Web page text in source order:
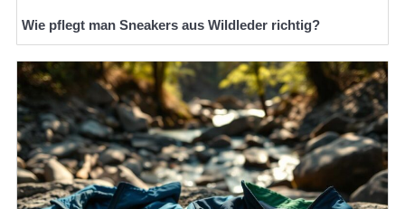
Wie pflegt man Sneakers aus Wildleder richtig?